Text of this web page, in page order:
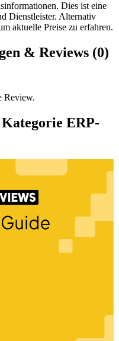
Dies ist eine
Dienstleister. Alternativ
aktuelle Preise zu erfahren.
& Reviews (0)
Review.
Kategorie ERP-